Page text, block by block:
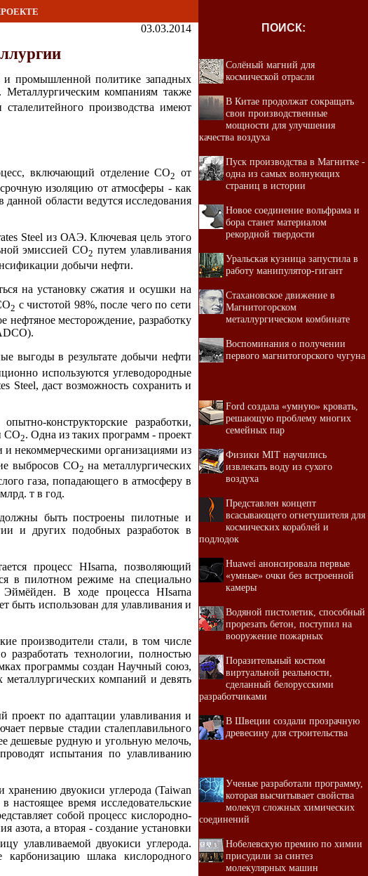
03.03.2014
и промышленной политике западных
Металлургическим компаниям также
производства имеют
включающий отделение СО2 от
изоляцию от атмосферы - как
области ведутся исследования
Steel из ОАЭ. Ключевая цель этого
эмиссией СО2 путем улавливания
добычи нефти.
на установку сжатия и осушки на
2 с чистотой 98%, после чего по сети
нефтяное месторождение, разработку
выгоды в результате добычи нефти
используются углеводородные
Steel, даст возможность сохранить и
конструкторские разработки,
СО2. Одна из таких программ - проект
и некоммерческими организациями из
выбросов СО2 на металлургических
газа, попадающего в атмосферу в
т в год.
быть построены пилотные и
и других подобных разработок в
процесс HIsarna, позволяющий
в пилотном режиме на специально
В ходе процесса HIsarna
быть использован для улавливания и
производители стали, в том числе
технологии, полностью
программы создан Научный союз,
компаний и девять
проект по адаптации улавливания и
первые стадии сталеплавильного
дешевые рудную и угольную мелочь,
испытания по улавливанию
хранению двуокиси углерода (Taiwan
время исследовательские
собой процесс кислородно-
азота, а вторая - создание установки
улавливаемой двуокиси углерода.
шлака кислородного
ПОИСК:
Солёный магний для
космической отрасли
В Китае продолжат сокращать
свои производственные
мощности для улучшения
качества воздуха
Пуск производства в Магнитке -
одна из самых волнующих
страниц в истории
Новое соединение вольфрама и
бора станет материалом
рекордной твердости
Уральская кузница запустила в
работу манипулятор-гигант
Стахановское движение в
Магнитогорском
металлургическом комбинате
Воспоминания о получении
первого магнитогорского чугуна
Ford создала «умную» кровать,
решающую проблему многих
семейных пар
Физики MIT научились
извлекать воду из сухого
воздуха
Представлен концепт
всасывающего огнетушителя для
космических кораблей и
подлодок
Huawei анонсировала первые
«умные» очки без встроенной
камеры
Водяной пистолетик, способный
прорезать бетон, поступил на
вооружение пожарных
Поразительный костюм
виртуальной реальности,
сделанный белорусскими
разработчиками
В Швеции создали прозрачную
древесину для строительства
Ученые разработали программу,
которая высчитывает свойства
молекул сложных химических
соединений
Нобелевскую премию по химии
присудили за синтез
молекулярных машин